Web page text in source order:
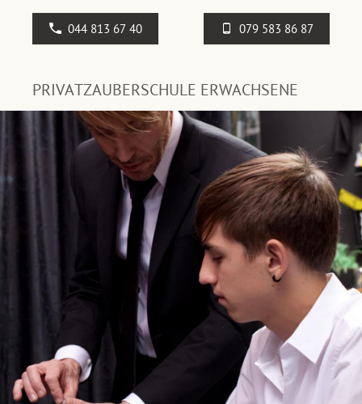
044 813 67 40 079 583 86 87
PRIVATZAUBERSCHULE ERWACHSENE